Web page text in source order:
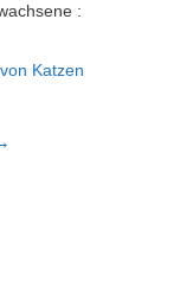
:
Katzen